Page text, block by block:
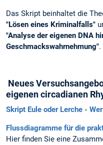
Das Skript beinhaltet die
"Lösen eines Kriminalfalls"
"Analyse der eigenen DNA
Geschmackswahrnehmung".
Neues
eigenen circadianen
Skript Eule oder Lerche -
Flussdiagramme für die
Hier finden Sie eine